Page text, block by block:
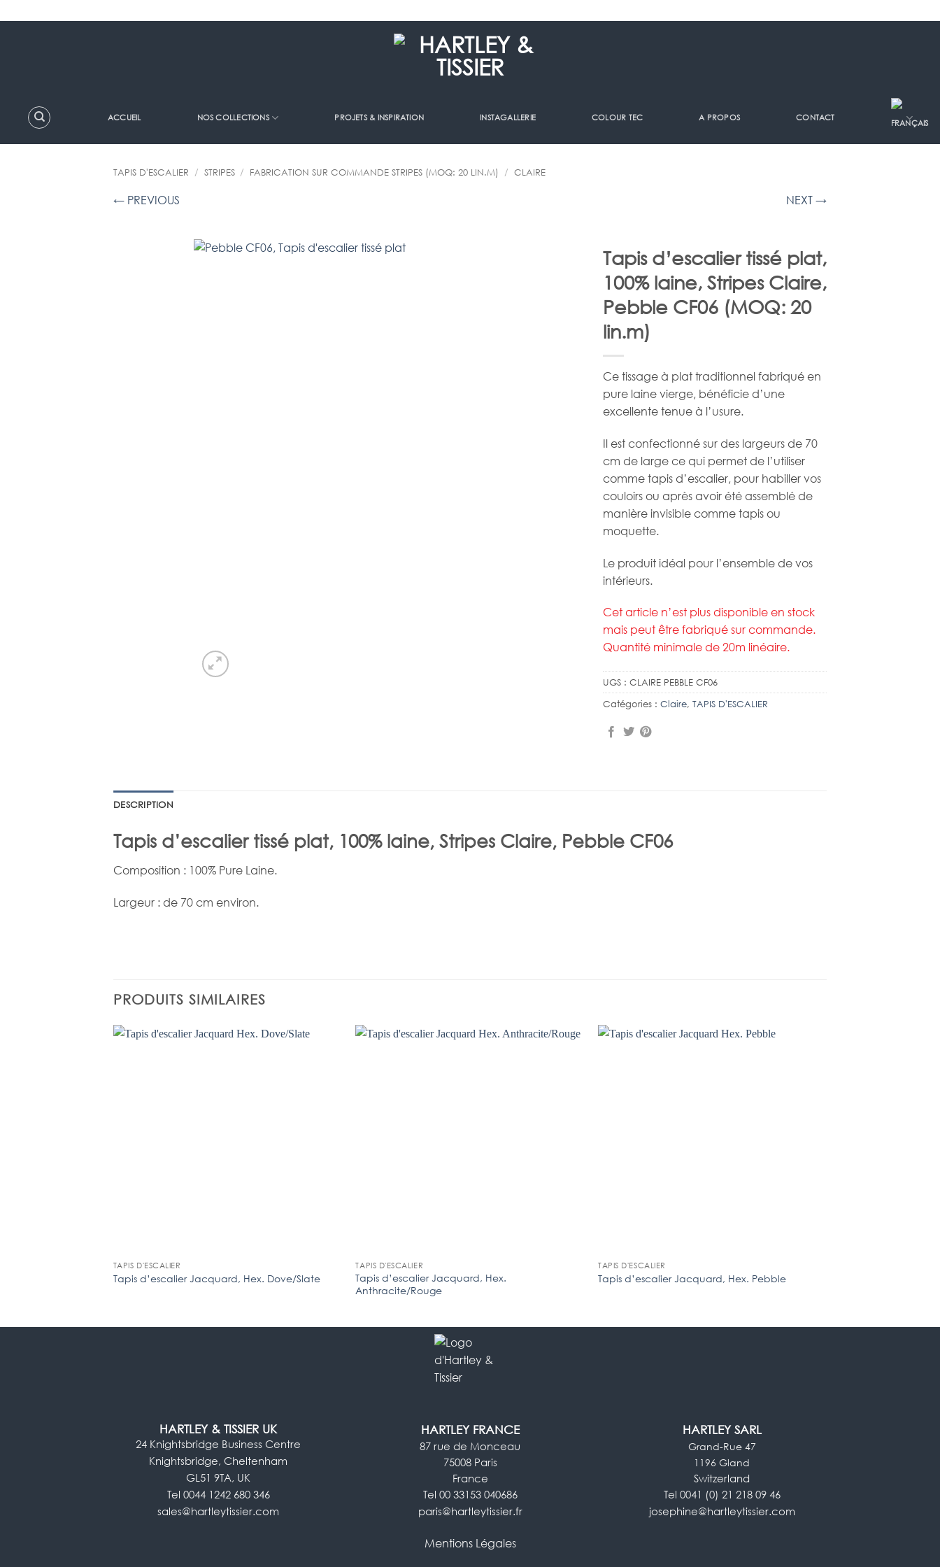
ACCUEIL NOS COLLECTIONS PROJETS & INSPIRATION INSTAGALLERIE COLOUR TEC A PROPOS CONTACT
TAPIS D'ESCALIER / STRIPES / FABRICATION SUR COMMANDE STRIPES (MOQ: 20 LIN.M) / CLAIRE
← PREVIOUS NEXT →
Tapis d’escalier tissé plat,
100% laine, Stripes Claire,
Pebble CF06 (MOQ: 20
lin.m)
Ce tissage à plat traditionnel fabriqué en
pure laine vierge, bénéficie d’une
excellente tenue à l’usure.
Il est confectionné sur des largeurs de 70
cm de large ce qui permet de l’utiliser
comme tapis d’escalier, pour habiller vos
couloirs ou après avoir été assemblé de
manière invisible comme tapis ou
moquette.
Le produit idéal pour l’ensemble de vos
intérieurs.
Cet article n’est plus disponible en stock
mais peut être fabriqué sur commande.
Quantité minimale de 20m linéaire.
UGS : CLAIRE PEBBLE CF06
Catégories : Claire, TAPIS D'ESCALIER
DESCRIPTION
Tapis d’escalier tissé plat, 100% laine, Stripes Claire, Pebble CF06
Composition : 100% Pure Laine.
Largeur : de 70 cm environ.
PRODUITS SIMILAIRES
TAPIS D'ESCALIER
Tapis d’escalier Jacquard, Hex. Dove/Slate
TAPIS D'ESCALIER
Tapis d’escalier Jacquard, Hex.
Anthracite/Rouge
TAPIS D'ESCALIER
Tapis d’escalier Jacquard, Hex. Pebble
HARTLEY & TISSIER UK
24 Knightsbridge Business Centre
Knightsbridge, Cheltenham
GL51 9TA, UK
Tel 0044 1242 680 346
sales@hartleytissier.com
HARTLEY FRANCE
87 rue de Monceau
75008 Paris
France
Tel 00 33153 040686
paris@hartleytissier.fr
HARTLEY SARL
Grand-Rue 47
1196 Gland
Switzerland
Tel 0041 (0) 21 218 09 46
josephine@hartleytissier.com
Mentions Légales